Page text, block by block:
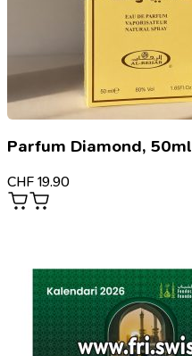
Parfum Diamond, 50ml
CHF 19.90